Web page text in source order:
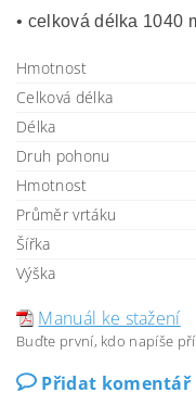
• celková délka 1040
Hmotnost
Celková délka
Délka
Druh pohonu
Hmotnost
Průměr vrtáku
Šířka
Výška
Manuál ke stažení
Buďte první, kdo napíše
Přidat komentář